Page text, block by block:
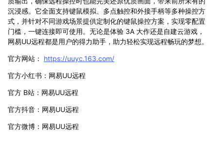
沉浸感。它全面支持键鼠模拟、多点触控和外接手柄等多种操控方
式，并针对不同游戏场景提供定制化的键鼠操控方案，实现零配置
门槛，一键连接即可使用。无论是体验 3A 大作还是自建云游戏，
网易UU远程都是用户的得力助手，助力轻松实现远程畅玩的梦想。
官方网站： https://uuyc.163.com/
官方小红书：网易UU远程
官方 B站：网易UU远程
官方抖音：网易UU远程
官方微博：网易UU远程